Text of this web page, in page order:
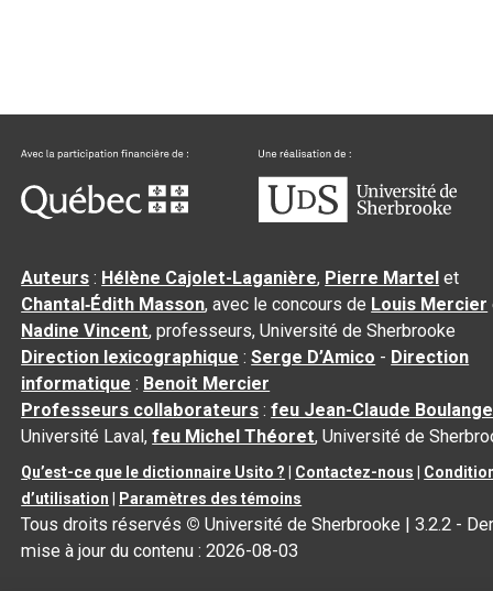
Auteurs : Hélène Cajolet-Laganière, Pierre Martel et
Chantal‑Édith Masson, avec le concours de Louis Mercier
Nadine Vincent, professeurs, Université de Sherbrooke
Direction lexicographique :Serge D’Amico - Direction
informatique : Benoit Mercier
Professeurs collaborateurs :feu Jean-Claude
Université Laval,feu Michel Théoret, Université de
Qu’est-ce que le dictionnaire Usito ? | Contactez-nous |
d’utilisation | Paramètres des témoins
Tous droits réservés © Université de Sherbrooke |3.2.2 -
mise à jour du contenu :2026-08-03